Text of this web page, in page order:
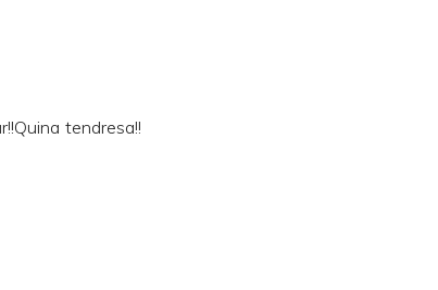
tendresa!!